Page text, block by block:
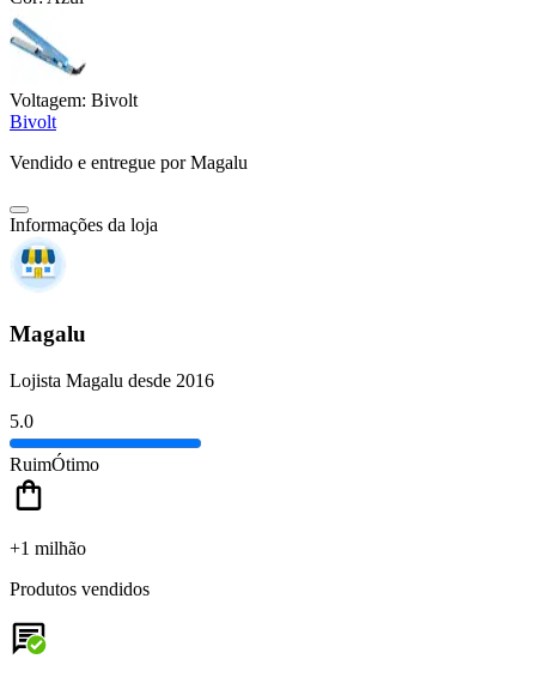
Voltagem: Bivolt
Bivolt
Vendido e entregue por Magalu
Informações da loja
Magalu
Lojista Magalu desde 2016
5.0
RuimÓtimo
+1 milhão
Produtos vendidos